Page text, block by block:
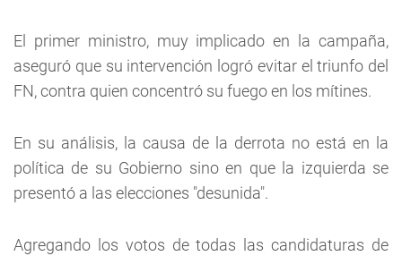
El primer ministro, muy implicado en la campaña,
aseguró que su intervención logró evitar el triunfo del
FN, contra quien concentró su fuego en los mítines.
En su análisis, la causa de la derrota no está en la
política de su Gobierno sino en que la izquierda se
presentó a las elecciones "desunida".
Agregando los votos de todas las candidaturas de